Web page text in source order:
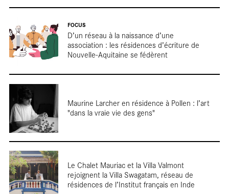
FOCUS
D’un réseau à la naissance d’une
association : les résidences d’écriture de
Nouvelle-Aquitaine se fédèrent
Maurine Larcher en résidence à Pollen : l’art
"dans la vraie vie des gens"
Le Chalet Mauriac et la Villa Valmont
rejoignent la Villa Swagatam, réseau de
résidences de l’Institut français en Inde
En